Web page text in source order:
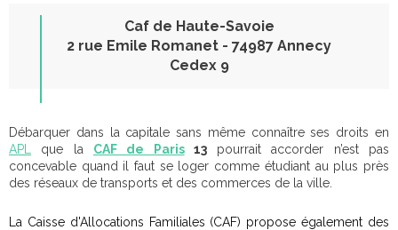
Caf de Haute-Savoie
2 rue Emile Romanet - 74987 Annecy
Cedex 9
Débarquer dans la capitale sans même connaître ses droits en
APL
que la CAF de Paris13pourrait accorder n’est pas
concevable quand il faut se loger comme étudiant au plus près
des réseaux de transports et des commerces de la ville.
La Caisse d'Allocations Familiales (CAF) propose également des